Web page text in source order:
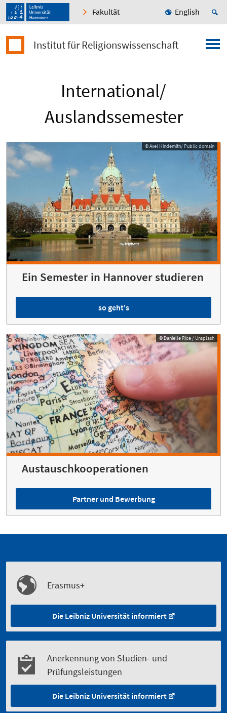
Fakultät English
Institut für Religionswissenschaft
International/
Auslandssemester
© Axel Hindemith/ Public domain
© Axel Hindemith/ Public domain
Ein Semester in Hannover studieren
so geht's
© Danielle Rice / Unsplash
© Danielle Rice / Unsplash
Austauschkooperationen
Partner und Bewerbung
Erasmus+
Die Leibniz Universität informiert
Anerkennung von Studien- und
Prüfungsleistungen
Die Leibniz Universität informiert